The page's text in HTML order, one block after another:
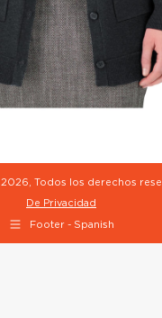
2026, Todos los derechos
De Privacidad
Footer - Spanish